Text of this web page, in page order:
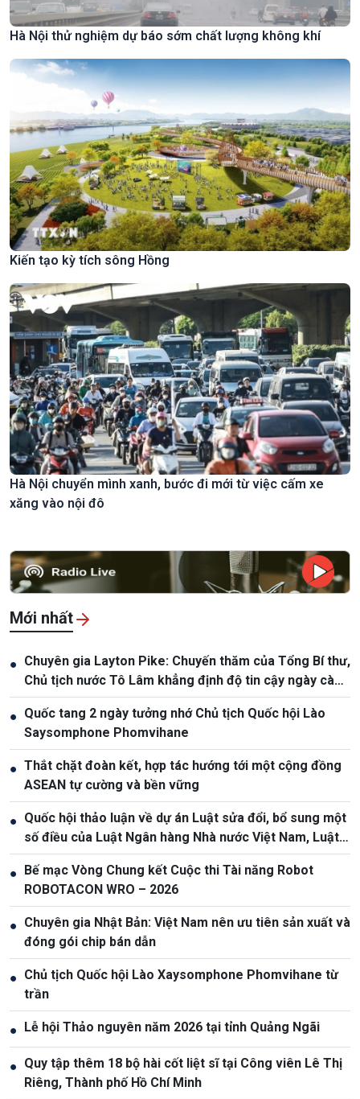
Hà Nội thử nghiệm dự báo sớm chất lượng không khí
Kiến tạo kỳ tích sông Hồng
Hà Nội chuyển mình xanh, bước đi mới từ việc cấm xe
xăng vào nội đô
Mới nhất
● Chuyên gia Layton Pike: Chuyến thăm của Tổng Bí thư,
Chủ tịch nước Tô Lâm khẳng định độ tin cậy ngày càng
cao giữa Việt Nam và Australia
● Quốc tang 2 ngày tưởng nhớ Chủ tịch Quốc hội Lào
Saysomphone Phomvihane
● Thắt chặt đoàn kết, hợp tác hướng tới một cộng đồng
ASEAN tự cường và bền vững
● Quốc hội thảo luận về dự án Luật sửa đổi, bổ sung một
số điều của Luật Ngân hàng Nhà nước Việt Nam, Luật
Phòng, chống rửa tiền
● Bế mạc Vòng Chung kết Cuộc thi Tài năng Robot
ROBOTACON WRO – 2026
● Chuyên gia Nhật Bản: Việt Nam nên ưu tiên sản xuất và
đóng gói chip bán dẫn
● Chủ tịch Quốc hội Lào Xaysomphone Phomvihane từ
trần
● Lễ hội Thảo nguyên năm 2026 tại tỉnh Quảng Ngãi
● Quy tập thêm 18 bộ hài cốt liệt sĩ tại Công viên Lê Thị
Riêng, Thành phố Hồ Chí Minh